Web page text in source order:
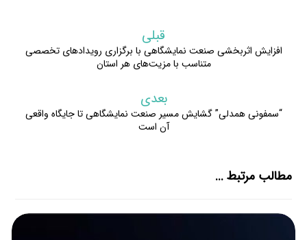
قبلی
افزایش اثربخشی صنعت نمایشگاهی با برگزاری رویدادهای تخصصی
متناسب با مزیت‌های هر استان
بعدی
“سمفونی همدلی” گشایش مسیر صنعت نمایشگاهی تا جایگاه واقعی
آن است
مطالب مرتبط ...